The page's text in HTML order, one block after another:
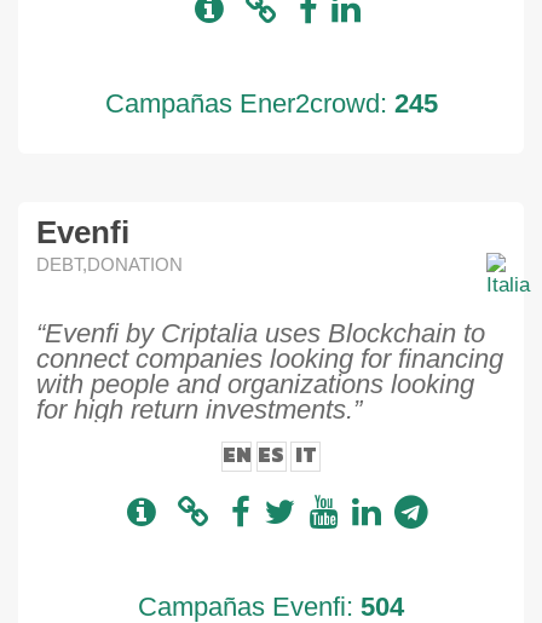
Campañas Ener2crowd: 245
Evenfi
DEBT,DONATION
“Evenfi by Criptalia uses Blockchain to
connect companies looking for financing
with people and organizations looking
for high return investments.”
EN ES IT
Campañas Evenfi: 504